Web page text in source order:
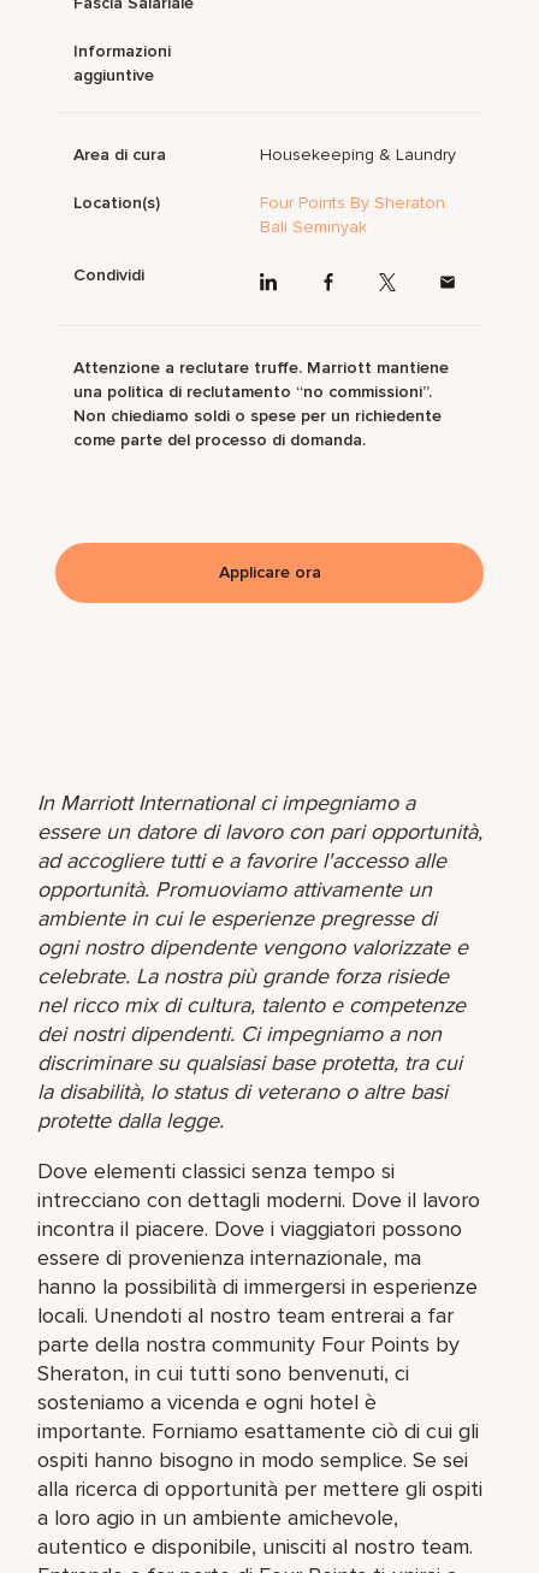
In Marriott International ci impegniamo a
essere un datore di lavoro con pari opportunità,
ad accogliere tutti e a favorire l'accesso alle
opportunità. Promuoviamo attivamente un
ambiente in cui le esperienze pregresse di
ogni nostro dipendente vengono valorizzate e
celebrate. La nostra più grande forza risiede
nel ricco mix di cultura, talento e competenze
dei nostri dipendenti. Ci impegniamo a non
discriminare su qualsiasi base protetta, tra cui
la disabilità, lo status di veterano o altre basi
protette dalla legge.
Dove elementi classici senza tempo si
intrecciano con dettagli moderni. Dove il lavoro
incontra il piacere. Dove i viaggiatori possono
essere di provenienza internazionale, ma
hanno la possibilità di immergersi in esperienze
locali. Unendoti al nostro team entrerai a far
parte della nostra community Four Points by
Sheraton, in cui tutti sono benvenuti, ci
sosteniamo a vicenda e ogni hotel è
importante. Forniamo esattamente ciò di cui gli
ospiti hanno bisogno in modo semplice. Se sei
alla ricerca di opportunità per mettere gli ospiti
a loro agio in un ambiente amichevole,
autentico e disponibile, unisciti al nostro team.
Informazioni
aggiuntive
Area di cura Housekeeping & Laundry
Location(s)
Four Points By Sheraton
Bali Seminyak
Condividi
Attenzione a reclutare truffe. Marriott mantiene
una politica di reclutamento “no commissioni”.
Non chiediamo soldi o spese per un richiedente
come parte del processo di domanda.
Applicare ora